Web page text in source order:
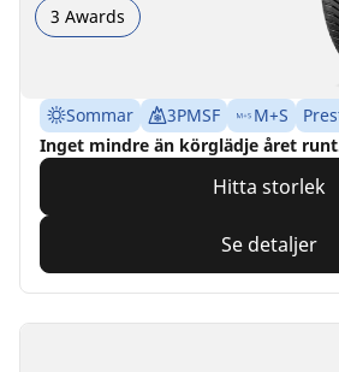
3 Awards
Sommar 3PMSF M+S
Inget mindre än körglädje året
Hitta storlek
Se detaljer